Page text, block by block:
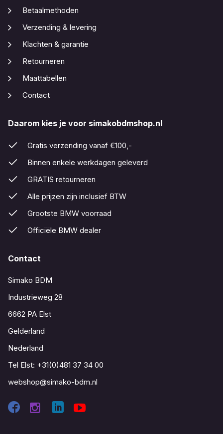
Betaalmethoden
Verzending & levering
Klachten & garantie
Retourneren
Maattabellen
Contact
Daarom kies je voor simakobdmshop.nl
Gratis verzending vanaf €100,-
Binnen enkele werkdagen geleverd
GRATIS retourneren
Alle prijzen zijn inclusief BTW
Grootste BMW voorraad
Officiële BMW dealer
Contact
Simako BDM
Industrieweg 28
6662 PA Elst
Gelderland
Nederland
Tel Elst: +31(0)481 37 34 00
webshop@simako-bdm.nl